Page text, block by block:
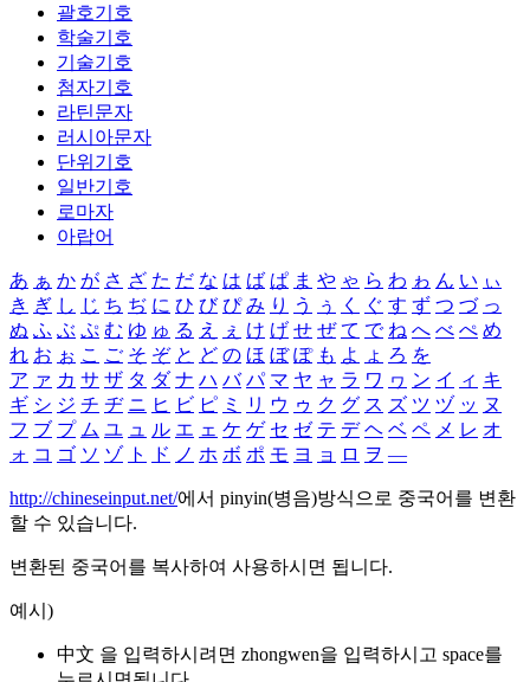
괄호기호
학술기호
기술기호
첨자기호
라틴문자
러시아문자
단위기호
일반기호
로마자
아랍어
あ ぁ か が さ ざ た だ な は ば ぱ ま や ゃ ら わ ゎ ん い ぃ
き ぎ し じ ち ぢ に ひ び ぴ み り う ぅ く ぐ す ず つ づ っ
ぬ ふ ぶ ぷ む ゆ ゅ る え ぇ け げ せ ぜ て で ね へ べ ぺ め
れ お ぉ こ ご そ ぞ と ど の ほ ぼ ぽ も よ ょ ろ を
ア ァ カ サ ザ タ ダ ナ ハ バ パ マ ヤ ャ ラ ワ ヮ ン イ ィ キ
ギ シ ジ チ ヂ ニ ヒ ビ ピ ミ リ ウ ゥ ク グ ス ズ ツ ヅ ッ ヌ
フ ブ プ ム ユ ュ ル エ ェ ケ ゲ セ ゼ テ デ ヘ ベ ペ メ レ オ
ォ コ ゴ ソ ゾ ト ド ノ ホ ボ ポ モ ヨ ョ ロ ヲ ―
http://chineseinput.net/에서 pinyin(병음)방식으로 중국어를 변환
할 수 있습니다.
변환된 중국어를 복사하여 사용하시면 됩니다.
예시)
中文 을 입력하시려면 zhongwen을 입력하시고 space를